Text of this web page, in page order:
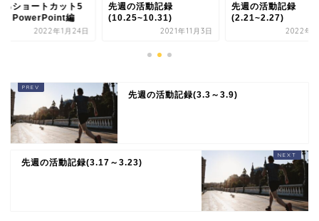
るショートカット5
PowerPoint編
2022年1月24日
先週の活動記録
(10.25~10.31)
2021年11月3日
先週の活動記録
(2.21~2.27)
2022年3
先週の活動記録(3.3～3.9)
先週の活動記録(3.17～3.23)